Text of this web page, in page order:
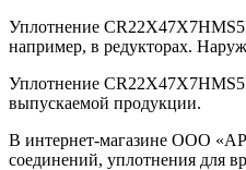
Уплотнение
например, в редукторах.
Уплотнение
выпускаемой продукции.
В интернет-магазине ООО
соединений, уплотнения для